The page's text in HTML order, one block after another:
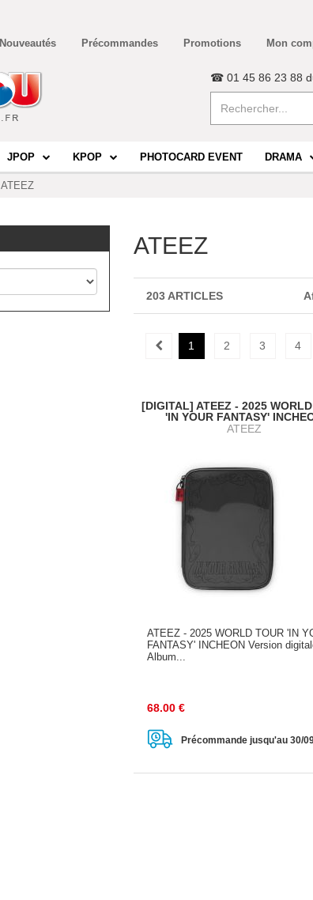
Nouveautés Précommandes Promotions Mon
☎ 01 45 86 23 88
JPOP KPOP PHOTOCARD EVENT DRAMA
ATEEZ
ATEEZ
203 ARTICLES
1 2 3 4
[DIGITAL] ATEEZ - 2025
'IN YOUR FANTASY'
ATEEZ
ATEEZ - 2025 WORLD TOUR 'IN
FANTASY' INCHEON Version
Album...
68.00 €
Précommande jusqu'au 30/